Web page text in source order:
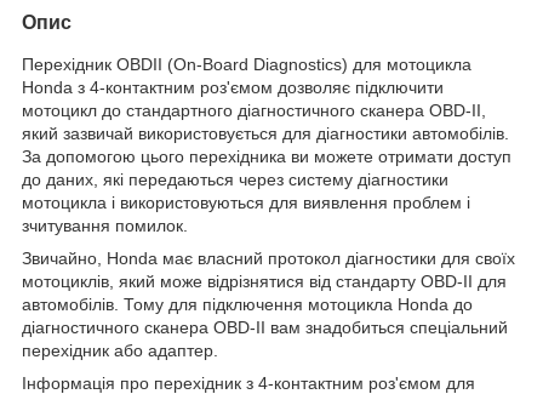
Опис
Перехідник OBDII (On-Board Diagnostics) для мотоцикла
Honda з 4-контактним роз'ємом дозволяє підключити
мотоцикл до стандартного діагностичного сканера OBD-II,
який зазвичай використовується для діагностики автомобілів.
За допомогою цього перехідника ви можете отримати доступ
до даних, які передаються через систему діагностики
мотоцикла і використовуються для виявлення проблем і
зчитування помилок.
Звичайно, Honda має власний протокол діагностики для своїх
мотоциклів, який може відрізнятися від стандарту OBD-II для
автомобілів. Тому для підключення мотоцикла Honda до
діагностичного сканера OBD-II вам знадобиться спеціальний
перехідник або адаптер.
Інформація про перехідник з 4-контактним роз'ємом для